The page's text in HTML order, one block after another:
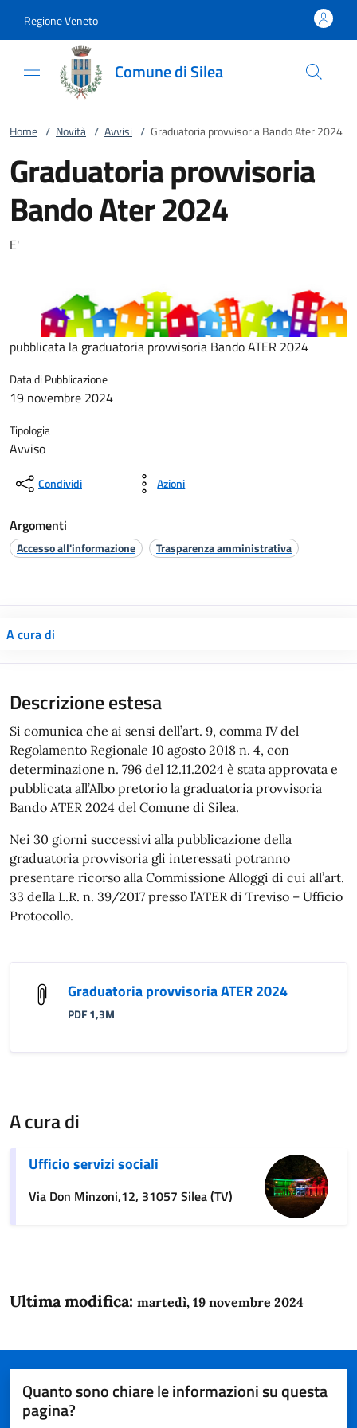
Regione Veneto
Comune di Silea
Home / Novità / Avvisi / Graduatoria provvisoria Bando Ater 2024
Graduatoria provvisoria
Bando Ater 2024
E'
pubblicata la graduatoria provvisoria Bando ATER 2024
Data di Pubblicazione
19 novembre 2024
Tipologia
Avviso
Condividi Azioni
Argomenti
Accesso all'informazione Trasparenza amministrativa
A cura di
Descrizione estesa
Si comunica che ai sensi dell’art. 9, comma IV del
Regolamento Regionale 10 agosto 2018 n. 4, con
determinazione n. 796 del 12.11.2024 è stata approvata e
pubblicata all’Albo pretorio la graduatoria provvisoria
Bando ATER 2024 del Comune di Silea.
Nei 30 giorni successivi alla pubblicazione della
graduatoria provvisoria gli interessati potranno
presentare ricorso alla Commissione Alloggi di cui all’art.
33 della L.R. n. 39/2017 presso l’ATER di Treviso – Ufficio
Protocollo.
Graduatoria provvisoria ATER 2024
PDF 1,3M
A cura di
Ufficio servizi sociali
Via Don Minzoni,12, 31057 Silea (TV)
Ultima modifica: martedì, 19 novembre 2024
Quanto sono chiare le informazioni su questa
pagina?